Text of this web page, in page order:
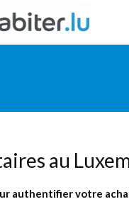
au
authentifier votre